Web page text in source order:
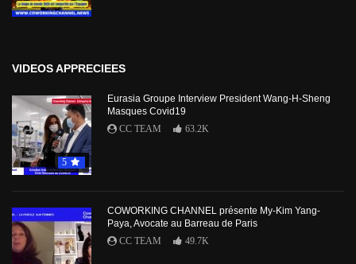
VIDEOS APPRECIEES
5
Eurasia Groupe Interview President Wang-H-Sheng
Masques Covid19
CC TEAM
63.2K
COWORKING CHANNEL présente My-Kim Yang-
Paya, Avocate au Barreau de Paris
CC TEAM
49.7K